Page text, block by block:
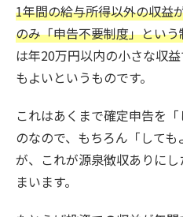
1年間の給与所得以外の収益
のみ「申告不要制度」とい
は年20万円以内の小さな収
もよいというものです。
これはあくまで確定申告を
のなので、もちろん「して
が、これが源泉徴収ありに
まいます。